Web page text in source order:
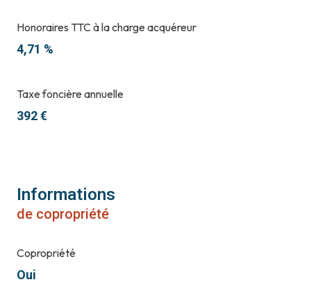
Honoraires TTC à la charge acquéreur
4,71 %
Taxe foncière annuelle
392 €
Informations
de copropriété
Copropriété
Oui